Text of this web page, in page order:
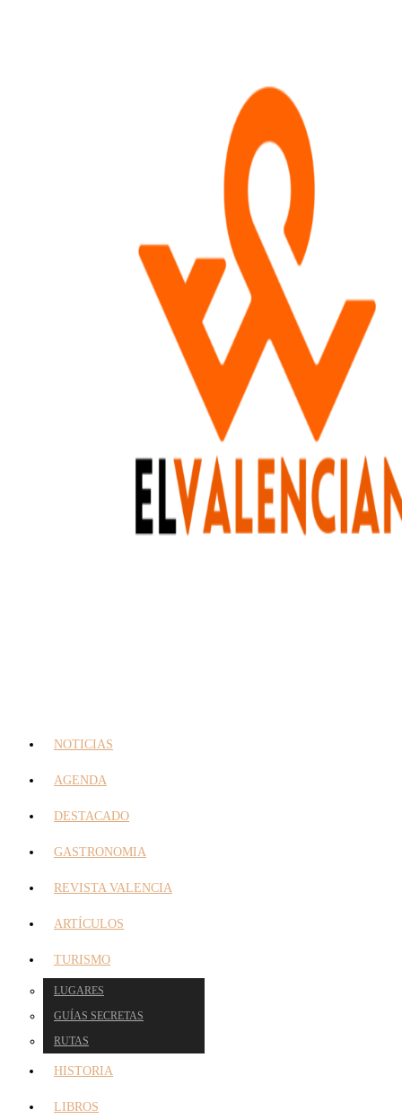
NOTICIAS
AGENDA
DESTACADO
GASTRONOMIA
REVISTA VALENCIA
ARTÍCULOS
TURISMO
LUGARES
GUÍAS SECRETAS
RUTAS
HISTORIA
LIBROS